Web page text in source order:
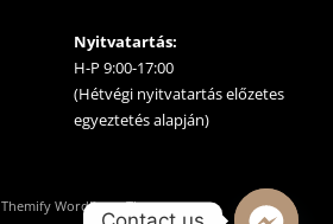
Nyitvatartás:
H-P 9:00-17:00
(Hétvégi nyitvatartás előzetes
egyeztetés alapján)
Themify WordPress Themes